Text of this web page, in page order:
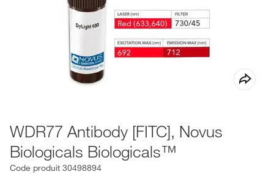
WDR77 Antibody [FITC], Novus
Biologicals Biologicals™
Code produit 30498894